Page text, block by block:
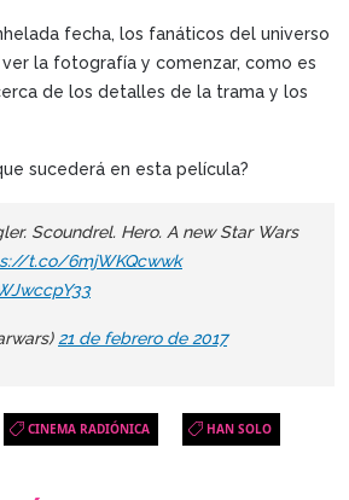
fecha, los fanáticos del universo
la fotografía y comenzar, como es
de los detalles de la trama y los
sucederá en esta película?
Scoundrel. Hero. A new Star Wars
t.co/6mjWKQcwwk
21 de febrero de 2017
CINEMA RADIÓNICA HAN SOLO